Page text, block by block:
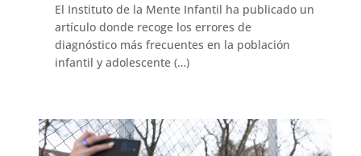
El Instituto de la Mente Infantil ha publicado un
artículo donde recoge los errores de
diagnóstico más frecuentes en la población
infantil y adolescente (…)